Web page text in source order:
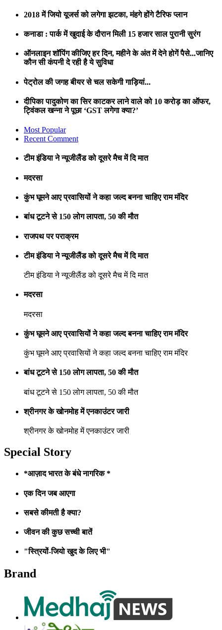
2018 में जियो यूजर्स को लगेगा झटका, मंहगे होंगे टैरिफ प्लान
कनाडा : पार्क में खुदाई के दौरान मिली 15 हजार साल पुरानी सुरंग
ऑनलाइन शॉपिंग कीजिए हर दिन, महीने के अंत में देने होगें पैसे...जानिए
कौन सी कंपनी दे रही है ये सुविधा
पेट्रोल की जगह बीयर से चल सकेगी गाड़ियां...
दीपिका पादुकोण का सिर काटकर लाने वाले को 10 करोड़ का ऑफर,
ट्विंकल खन्ना ने पूछा ‘GST लगेगा क्या?’
Most Popular
Recent Comment
टीम इंडिया ने न्यूजीलैंड को दूसरे मैच में दि मात
मदरसा
कुंभ घूमने आए प्रवासियों ने कहा जल्द बनना चाहिए राम मंदिर
बांध टूटने से 150 लोग लापता, 50 की मौत
राजपथ पर पराक्रम
टीम इंडिया ने न्यूजीलैंड को दूसरे मैच में दि मात
टीम इंडिया ने न्यूजीलैंड को दूसरे मैच में दि मात
मदरसा
मदरसा
कुंभ घूमने आए प्रवासियों ने कहा जल्द बनना चाहिए राम मंदिर
कुंभ घूमने आए प्रवासियों ने कहा जल्द बनना चाहिए राम मंदिर
बांध टूटने से 150 लोग लापता, 50 की मौत
बांध टूटने से 150 लोग लापता, 50 की मौत
श्रीनगर के खोनमोह में एनकाउंटर जारी
श्रीनगर के खोनमोह में एनकाउंटर जारी
Special Story
*आज़ाद भारत के बंधे नागरिक *
एक दिन जब आएगा
सबसे कीमती है क्या?
जीवन की कुछ सच्ची बातें
"स्त्रियों-जियो खुद के लिए भी"
Brand